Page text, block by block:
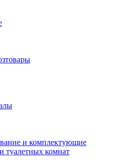
и комплектующие
туалетных комнат